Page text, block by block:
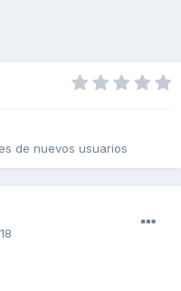
de nuevos usuarios